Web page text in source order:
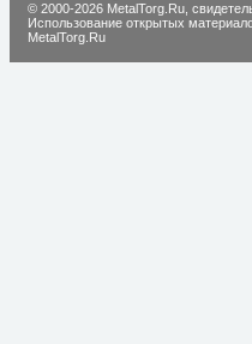
© 2000-2026 MetalTorg.Ru,
Использование открытых
MetalTorg.Ru